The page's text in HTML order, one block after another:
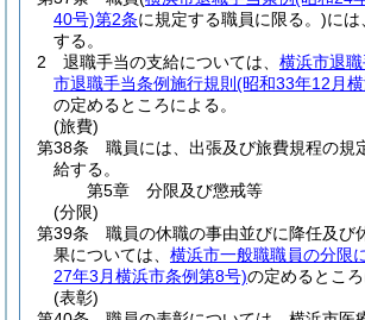
40号)第2条に規定する職員に限る。)には
する。
2
退職手当の支給については、 横浜市退職
市退職手当条例施行規則 (昭和33年12月
の定めるところによる。
(旅費)
第38条
職員には、出張及び旅費規程の規
給する。
第5章
分限及び懲戒等
(分限)
第39条
職員の休職の事由並びに降任及び
果については、 横浜市一般職職員の分限
27年3月横浜市条例第8号)の定めるところ
(表彰)